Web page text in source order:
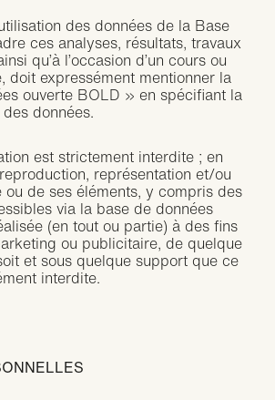
des données de la Base
ces analyses, résultats, travaux
qu’à l’occasion d’un cours ou
doit expressément mentionner la
ouverte BOLD » en spécifiant la
données.
est strictement interdite ; en
représentation et/ou
de ses éléments, y compris des
via la base de données
(en tout ou partie) à des fins
ou publicitaire, de quelque
et sous quelque support que ce
interdite.